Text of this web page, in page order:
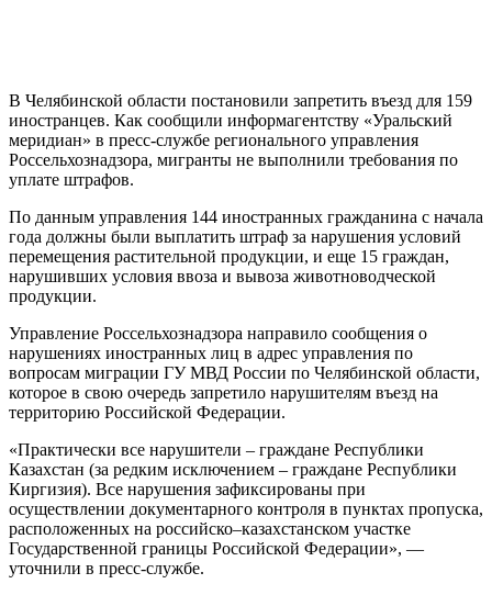
В Челябинской области постановили запретить въезд для 159
иностранцев. Как сообщили информагентству «Уральский
меридиан» в пресс-службе регионального управления
Россельхознадзора, мигранты не выполнили требования по
уплате штрафов.
По данным управления 144 иностранных гражданина с начала
года должны были выплатить штраф за нарушения условий
перемещения растительной продукции, и еще 15 граждан,
нарушивших условия ввоза и вывоза животноводческой
продукции.
Управление Россельхознадзора направило сообщения о
нарушениях иностранных лиц в адрес управления по
вопросам миграции ГУ МВД России по Челябинской области,
которое в свою очередь запретило нарушителям въезд на
территорию Российской Федерации.
«Практически все нарушители – граждане Республики
Казахстан (за редким исключением – граждане Республики
Киргизия). Все нарушения зафиксированы при
осуществлении документарного контроля в пунктах пропуска,
расположенных на российско–казахстанском участке
Государственной границы Российской Федерации», —
уточнили в пресс-службе.